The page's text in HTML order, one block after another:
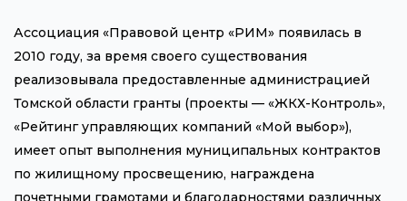
Ассоциация «Правовой центр «РИМ» появилась в
2010 году, за время своего существования
реализовывала предоставленные администрацией
Томской области гранты (проекты — «ЖКХ-Контроль»,
«Рейтинг управляющих компаний «Мой выбор»),
имеет опыт выполнения муниципальных контрактов
по жилищному просвещению, награждена
почетными грамотами и благодарностями различных